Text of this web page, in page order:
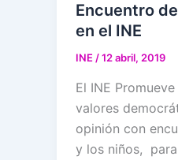
Encuentro
en el INE
INE /12 abril, 2019
El INE
valores
opinión con
y los niños,